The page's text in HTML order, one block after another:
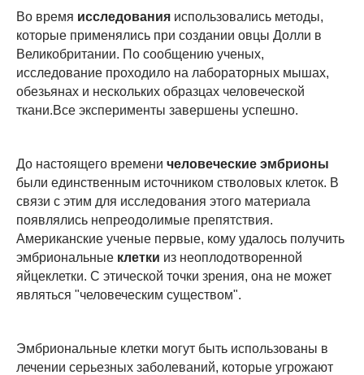
Во время исследования использовались методы,
которые применялись при создании овцы Долли в
Великобритании. По сообщению ученых,
исследование проходило на лабораторных мышах,
обезьянах и нескольких образцах человеческой
ткани.Все эксперименты завершены успешно.
До настоящего времени человеческие эмбрионы
были единственным источником стволовых клеток. В
связи с этим для исследования этого материала
появлялись непреодолимые препятствия.
Американские ученые первые, кому удалось получить
эмбриональные клетки из неоплодотворенной
яйцеклетки. С этической точки зрения, она не может
являться "человеческим существом".
Эмбриональные клетки могут быть использованы в
лечении серьезных заболеваний, которые угрожают